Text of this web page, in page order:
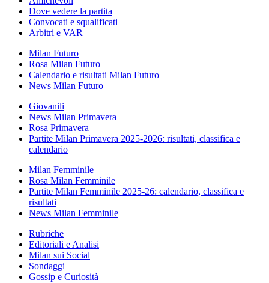
Dove vedere la partita
Convocati e squalificati
Arbitri e VAR
Milan Futuro
Rosa Milan Futuro
Calendario e risultati Milan Futuro
News Milan Futuro
Giovanili
News Milan Primavera
Rosa Primavera
Partite Milan Primavera 2025-2026: risultati, classifica e
calendario
Milan Femminile
Rosa Milan Femminile
Partite Milan Femminile 2025-26: calendario, classifica e
risultati
News Milan Femminile
Rubriche
Editoriali e Analisi
Milan sui Social
Sondaggi
Gossip e Curiosità